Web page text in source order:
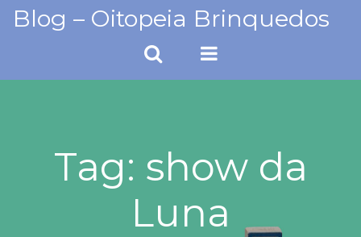
SkipBlog – Oitopeia Brinquedos
Tag: show da
Luna